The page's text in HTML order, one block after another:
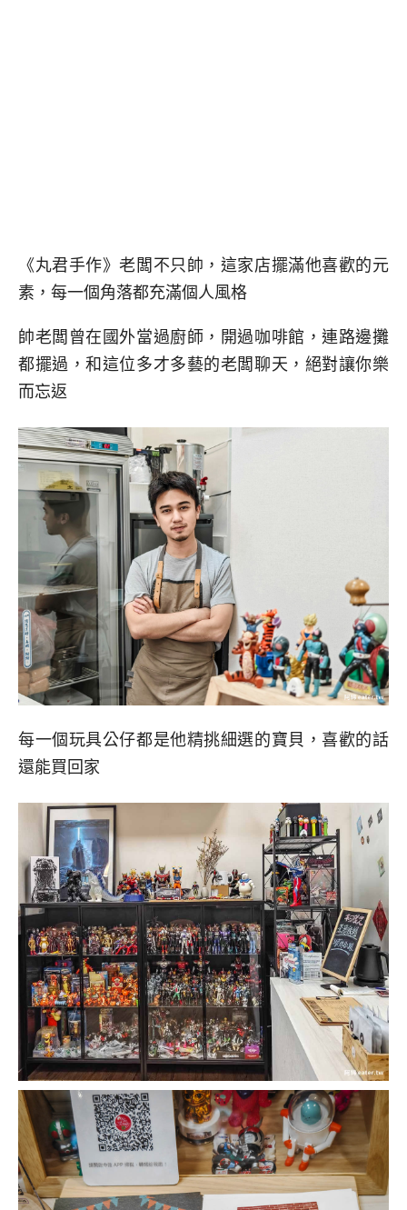
《丸君手作》老闆不只帥，這家店擺滿他喜歡的元
素，每一個角落都充滿個人風格
帥老闆曾在國外當過廚師，開過咖啡館，連路邊攤
都擺過，和這位多才多藝的老闆聊天，絕對讓你樂
而忘返
每一個玩具公仔都是他精挑細選的寶貝，喜歡的話
還能買回家